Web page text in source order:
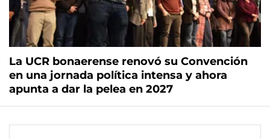
La UCR bonaerense renovó su Convención
en una jornada política intensa y ahora
apunta a dar la pelea en 2027